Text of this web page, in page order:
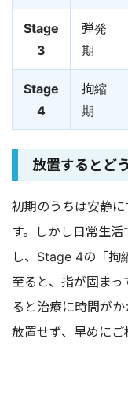
Stage
3
弾発
期
Stage
4
拘縮
期
放置するとど
初期のうちは安静
す。しかし日常生
し、Stage 4の「拘
至ると、指が固ま
ると治療に時間が
放置せず、早めにご